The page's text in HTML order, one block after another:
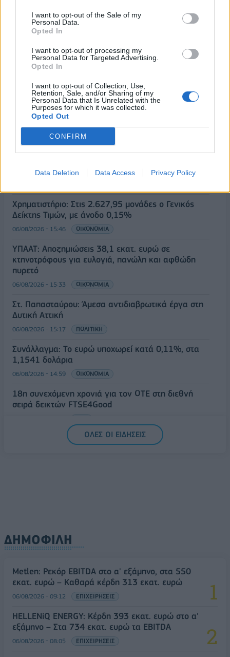
I want to opt-out of the Sale of my
Personal Data.
Opted In
I want to opt-out of processing my
Personal Data for Targeted Advertising.
Opted In
I want to opt-out of Collection, Use,
Retention, Sale, and/or Sharing of my
Personal Data that Is Unrelated with the
Purposes for which it was collected.
Opted Out
CONFIRM
Data Deletion Data Access Privacy Policy
Στρατηγική προτεραιότητα η ενίσχυση της
βιομηχανίας
Από τις 28 Αυγούστου η ψηφιακή ενεργοποίηση της
Κάρτας Αγρότη μέσω της ΕΑΕ 2026
06/08/2026 - 16:51 ΟΙΚΟΝΟΜΙΑ
Eurobank: Εξελίξεις και προοπτικές στις αγορές
πετρελαίου και φυσικού αερίου στην Ευρώπη
06/08/2026 - 16:20 ΕΝΕΡΓΕΙΑ
Οι ελληνικές scale-ups επιχειρήσεις στρέφονται
προσέλκυση πελατών
Χρηματιστήριο: Στις 2.627,95 μονάδες ο Γενικός
Δείκτης Τιμών, με άνοδο 0,15%
06/08/2026 - 15:46 ΟΙΚΟΝΟΜΙΑ
ΥΠΑΑΤ: Αποζημιώσεις 38,1 εκατ. ευρώ σε
κτηνοτρόφους για ευλογιά, πανώλη και αφθώδη
πυρετό
06/08/2026 - 15:33 ΟΙΚΟΝΟΜΙΑ
Στ. Παπασταύρου: Άμεσα αντιδιαβρωτικά έργα στη
Δυτική Αττική
06/08/2026 - 15:17 ΠΟΛΙΤΙΚΗ
Συνάλλαγμα: Το ευρώ υποχωρεί κατά 0,11%, στα
1,1541 δολάρια
06/08/2026 - 14:59 ΟΙΚΟΝΟΜΙΑ
18η συνεχόμενη χρονιά για τον ΟΤΕ στη διεθνή
σειρά δεικτών FTSE4Good
ΟΛΕΣ ΟΙ ΕΙΔΗΣΕΙΣ
ΔΗΜΟΦΙΛΗ
Metlen: Ρεκόρ EBITDA στο α' εξάμηνο, στα 550
εκατ. ευρώ – Καθαρά κέρδη 313 εκατ. ευρώ
06/08/2026 - 09:12 ΕΠΙΧΕΙΡΗΣΕΙΣ
HELLENiQ ENERGY: Κέρδη 393 εκατ. ευρώ στο α'
εξάμηνο – Στα 734 εκατ. ευρώ τα EBITDA
06/08/2026 - 08:05 ΕΠΙΧΕΙΡΗΣΕΙΣ